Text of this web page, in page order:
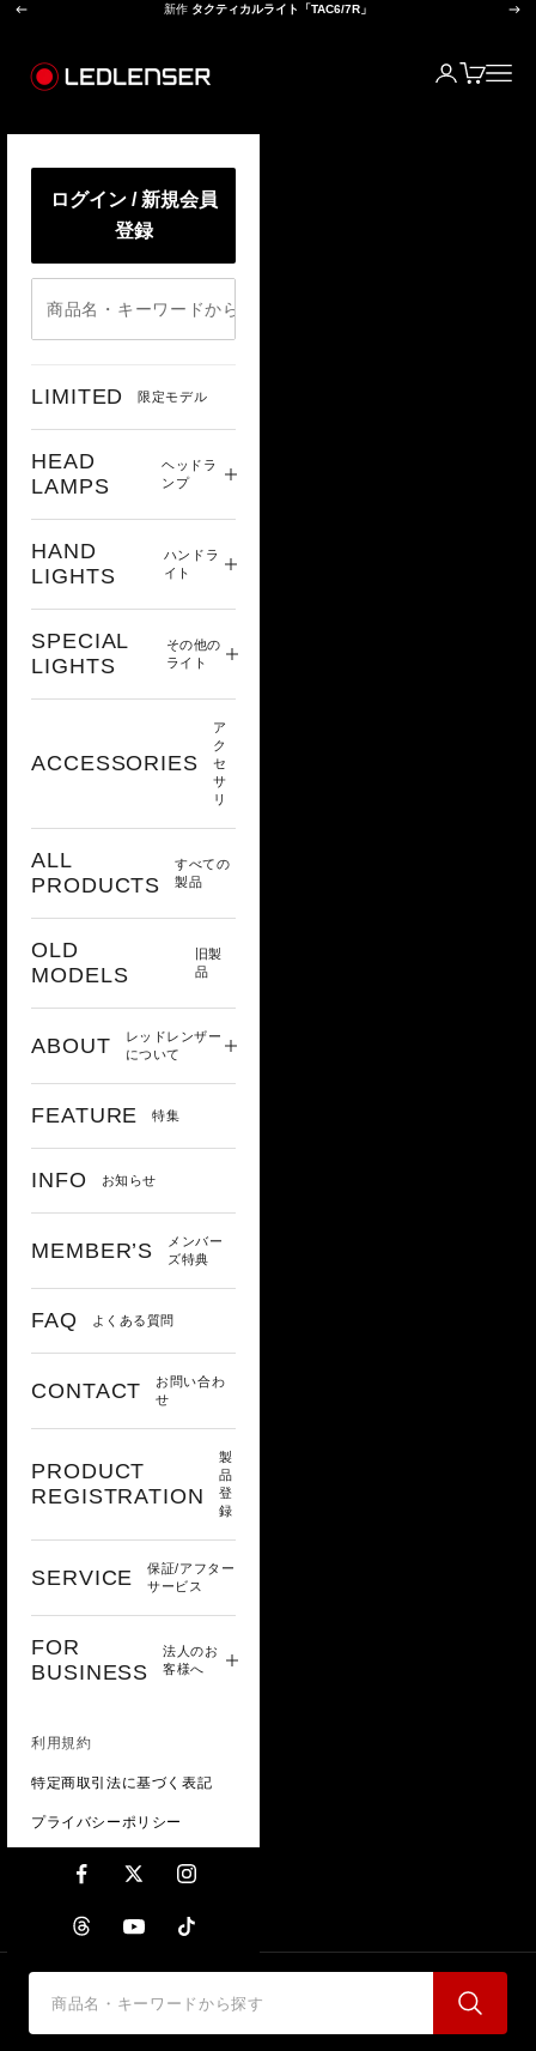
コンテンツへスキップ
前へ 新作 タクティカルライト「TAC6/7R」 次へ
ログイン
カートメニ
ログイン / 新規会員
登録
LIMITED 限定モデル
HEAD
LAMPS
ヘッドラ
ンプ
HAND
LIGHTS
ハンドラ
イト
SPECIAL
LIGHTS
その他の
ライト
ACCESSORIES
ア
ク
セ
サ
リ
ALL
PRODUCTS
すべての
製品
OLD
MODELS
旧製
品
ABOUT
レッドレンザー
について
FEATURE 特集
INFO お知らせ
MEMBER’S
メンバー
ズ特典
FAQ よくある質問
CONTACT
お問い合わ
せ
PRODUCT
REGISTRATION
製
品
登
録
SERVICE
保証/アフター
サービス
FOR
BUSINESS
法人のお
客様へ
利用規約
特定商取引法に基づく表記
プライバシーポリシー